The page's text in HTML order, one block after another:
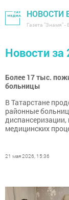
НОВОСТИ
Газета "Знамя" -
Новости
Более 17 тыс.
больницы
В Татарстане
районные
диспансеризации,
медицинских
21 мая 2026, 15:36